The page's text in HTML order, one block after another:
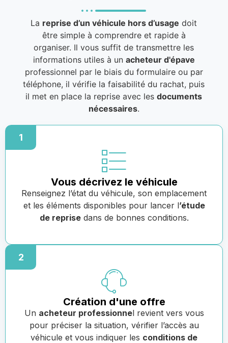
La reprise d’un véhicule hors d’usage doit
être simple à comprendre et rapide à
organiser. Il vous suffit de transmettre les
informations utiles à un acheteur d'épave
professionnel par le biais du formulaire ou par
téléphone, il vérifie la faisabilité du rachat, puis
il met en place la reprise avec lesdocuments
nécessaires.
1
Vous décrivez le véhicule
Renseignez l’état du véhicule, son emplacement
et les éléments disponibles pour lancer l’étude
de reprisedans de bonnes conditions.
2
Création d'une offre
Un acheteur professionnel revient vers vous
pour préciser la situation, vérifier l’accès au
véhicule et vous indiquer les conditions de